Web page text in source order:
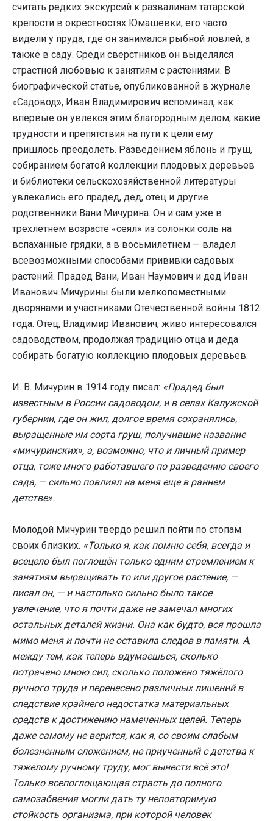
считать редких экскурсий к развалинам татарской
крепости в окрестностях Юмашевки, его часто
видели у пруда, где он занимался рыбной ловлей, а
также в саду. Среди сверстников он выделялся
страстной любовью к занятиям с растениями. В
биографической статье, опубликованной в журнале
«Садовод», Иван Владимирович вспоминал, как
впервые он увлекся этим благородным делом, какие
трудности и препятствия на пути к цели ему
пришлось преодолеть. Разведением яблонь и груш,
собиранием богатой коллекции плодовых деревьев
и библиотеки сельскохозяйственной литературы
увлекались его прадед, дед, отец и другие
родственники Вани Мичурина. Он и сам уже в
трехлетнем возрасте «сеял» из солонки соль на
вспаханные грядки, а в восьмилетнем — владел
всевозможными способами прививки садовых
растений. Прадед Вани, Иван Наумович и дед Иван
Иванович Мичурины были мелкопоместными
дворянами и участниками Отечественной войны 1812
года. Отец, Владимир Иванович, живо интересовался
садоводством, продолжая традицию отца и деда
собирать богатую коллекцию плодовых деревьев.
И. В. Мичурин в 1914 году писал: «Прадед был
известным в России садоводом, и в селах Калужской
губернии, где он жил, долгое время сохранялись,
выращенные им сорта груш, получившие название
«мичуринских», а, возможно, что и личный пример
отца, тоже много работавшего по разведению своего
сада, — сильно повлиял на меня еще в раннем
детстве».
Молодой Мичурин твердо решил пойти по стопам
своих близких. «Только я, как помню себя, всегда и
всецело был поглощён только одним стремлением к
занятиям выращивать то или другое растение, —
писал он, — и настолько сильно было такое
увлечение, что я почти даже не замечал многих
остальных деталей жизни. Она как будто, вся прошла
мимо меня и почти не оставила следов в памяти. А,
между тем, как теперь вдумаешься, сколько
потрачено мною сил, сколько положено тяжёлого
ручного труда и перенесено различных лишений в
следствие крайнего недостатка материальных
средств к достижению намеченных целей. Теперь
даже самому не верится, как я, со своим слабым
болезненным сложением, не приученный с детства к
тяжелому ручному труду, мог вынести всё это!
Только всепоглощающая страсть до полного
самозабвения могли дать ту неповторимую
стойкость организма, при которой человек